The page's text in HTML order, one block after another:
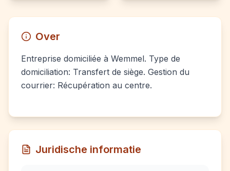
Over
Entreprise domiciliée à Wemmel. Type de
domiciliation: Transfert de siège. Gestion du
courrier: Récupération au centre.
Juridische informatie